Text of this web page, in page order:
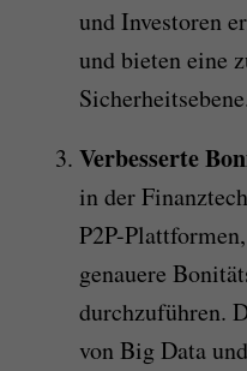
und Investoren
und bieten eine
Verbesserte
in der
P2P-
genauere
durchzuführen.
von Big Data